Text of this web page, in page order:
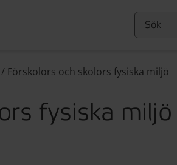
/ Förskolors och skolors fysiska miljö
fysiska miljö